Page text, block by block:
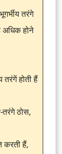
तरंगे
अधिक होने
होती हैं
ठोस,
करती हैं,